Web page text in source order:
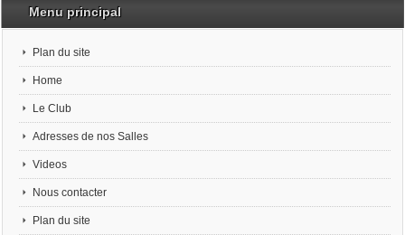
Menu principal
Plan du site
Home
Le Club
Adresses de nos Salles
Videos
Nous contacter
Plan du site